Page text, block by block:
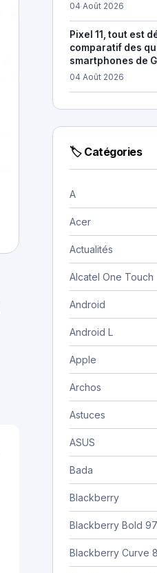
04 Août 2026
Pixel 11, tout est
comparatif des
smartphones de
04 Août 2026
🏷 Catégories
A
Acer
Actualités
Alcatel One Touch
Android
Android L
Apple
Archos
Astuces
ASUS
Bada
Blackberry
Blackberry Bold
Blackberry Curve